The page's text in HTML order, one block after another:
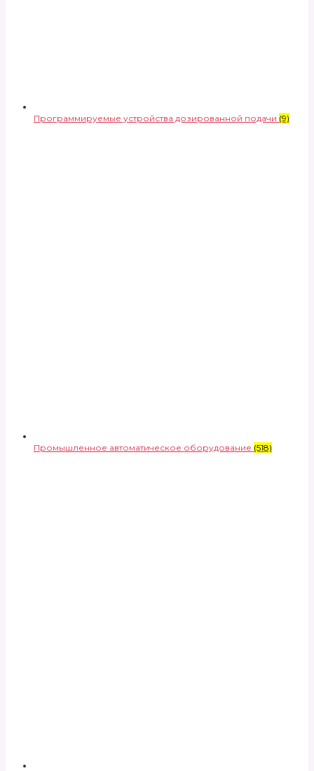
Программируемые устройства дозированной подачи (9)
Промышленное автоматическое оборудование (518)